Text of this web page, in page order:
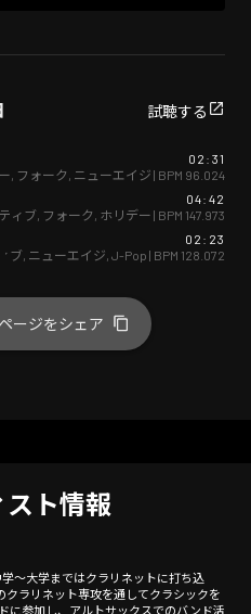
試聴する
02:31
, フォーク , ニューエイジ | BPM 96.024
04:42
ィブ, フォーク , ホリデー | BPM 147.973
02:23
ブ, ニューエイジ, J-Pop | BPM 128.072
ージをシェア
スト情報
〜大学まではクラリネットに打ち込
ラリネット専攻を通してクラシックを
に参加し、アルトサックスでのバンド活